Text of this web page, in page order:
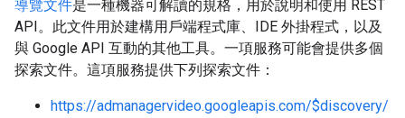
導覽文件是一種機器可解讀的規格，用於說明和使用 REST
API。此文件用於建構用戶端程式庫、IDE 外掛程式，以及
與 Google API 互動的其他工具。一項服務可能會提供多個
探索文件。這項服務提供下列探索文件：
https://admanagervideo.googleapis.com/$discovery/